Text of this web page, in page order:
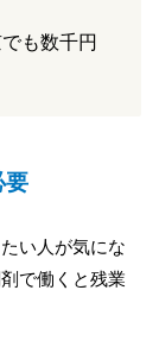
も数千円
要
い人が気にな
で働くと残業